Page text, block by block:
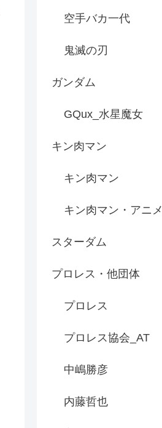
空手バカ一代
鬼滅の刃
ガンダム
GQux_水星魔女
キン肉マン
キン肉マン
キン肉マン・アニメ
スターダム
プロレス・他団体
プロレス
プロレス協会_AT
中嶋勝彦
内藤哲也